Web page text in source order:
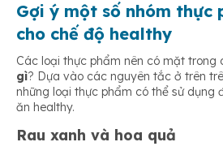
Gợi ý một số nhóm thực
cho chế độ healthy
Các loại thực phẩm nên có mặt trong
gì? Dựa vào các nguyên tắc ở trên
những loại thực phẩm có thể sử dụng
ăn healthy.
Rau xanh và hoa quả